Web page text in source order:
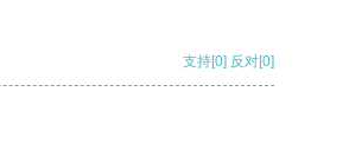
支持[0] 反对[0]